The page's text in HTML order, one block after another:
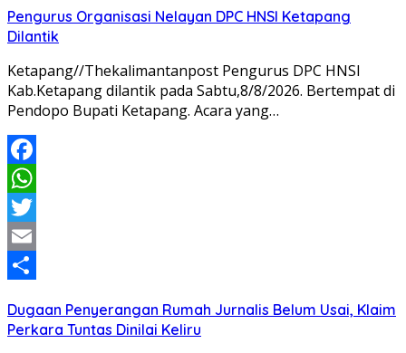
Pengurus Organisasi Nelayan DPC HNSI Ketapang
Dilantik
Ketapang//Thekalimantanpost Pengurus DPC HNSI
Kab.Ketapang dilantik pada Sabtu,8/8/2026. Bertempat di
Pendopo Bupati Ketapang. Acara yang…
Facebook
WhatsApp
Twitter
Email
Dugaan Penyerangan Rumah Jurnalis Belum Usai, Klaim
Perkara Tuntas Dinilai Keliru